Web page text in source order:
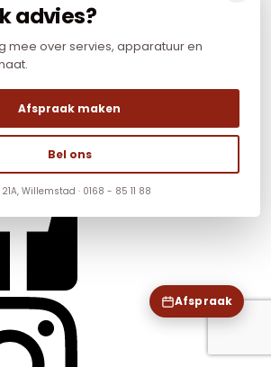
88
Afspraak
advies?
mee over servies, apparatuur en
Afspraak maken
Bel ons
Willemstad · 0168 - 85 11 88